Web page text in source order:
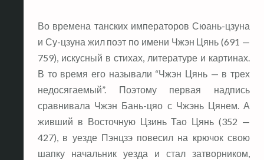
Во времена танских императоров Сюань-цзуна
и Су-цзуна жил поэт по имени Чжэн Цянь (691 —
759), искусный в стихах, литературе и картинах.
В то время его называли “Чжэн Цянь — в трех
недосягаемый”. Поэтому первая надпись
сравнивала Чжэн Бань-цяо с Чжэнь Цянем. А
живший в Восточную Цзинь Тао Цянь (352 —
427), в уезде Пэнцзэ повесил на крючок свою
шапку начальник уезда и стал затворником,